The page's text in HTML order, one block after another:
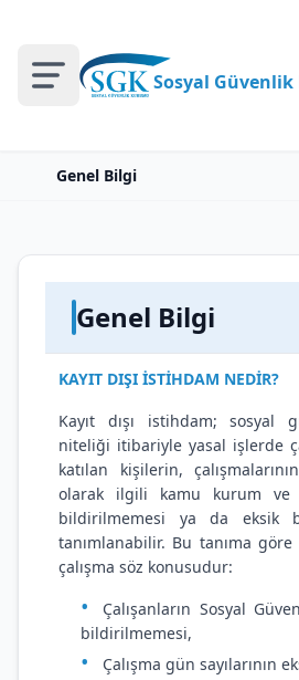
Sosyal
Genel Bilgi
Genel Bilgi
KAYIT DIŞI İSTİHDAM NEDİR?
Kayıt dışı istihdam; sosyal
niteliği itibariyle yasal işlerde
katılan kişilerin,
olarak ilgili kamu kurum ve
bildirilmemesi ya da eksik
tanımlanabilir. Bu tanıma göre
çalışma söz konusudur:
Çalışanların Sosyal
bildirilmemesi,
Çalışma gün sayılarının